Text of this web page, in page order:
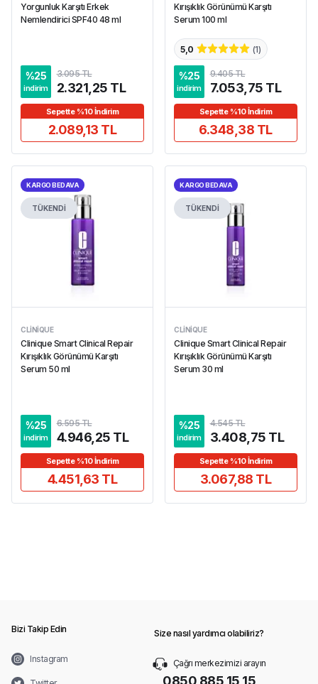
Yorgunluk Karşıtı Erkek
Nemlendirici SPF40 48 ml
%25
indirim
3.095 TL
2.321,25 TL
Sepette %10 İndirim
2.089,13 TL
Kırışıklık Görünümü Karşıtı
Serum 100 ml
5,0 (1)
%25
indirim
9.405 TL
7.053,75 TL
Sepette %10 İndirim
6.348,38 TL
KARGO BEDAVA
TÜKENDİ
CLINIQUE
Clinique Smart Clinical Repair
Kırışıklık Görünümü Karşıtı
Serum 50 ml
%25
indirim
6.595 TL
4.946,25 TL
Sepette %10 İndirim
4.451,63 TL
KARGO BEDAVA
TÜKENDİ
CLINIQUE
Clinique Smart Clinical Repair
Kırışıklık Görünümü Karşıtı
Serum 30 ml
%25
indirim
4.545 TL
3.408,75 TL
Sepette %10 İndirim
3.067,88 TL
Bizi Takip Edin
Instagram
Size nasıl yardımcı olabiliriz?
Çağrı merkezimizi arayın
0850 885 15 15